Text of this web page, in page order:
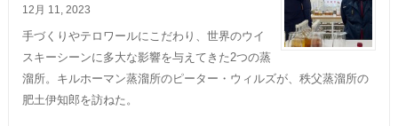
12月 11, 2023
手づくりやテロワールにこだわり、世界のウイ
スキーシーンに多大な影響を与えてきた2つの蒸
溜所。キルホーマン蒸溜所のピーター・ウィルズが、秩父蒸溜所の
肥土伊知郎を訪ねた。